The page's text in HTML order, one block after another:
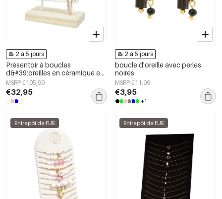
2 à 5 jours
Présentoir à boucles
d&#39;oreilles en céramique en
forme de cœur, collection
vacances/plage romantique,
bijoux pour femmes
MSRP €105,99
€32,95
2 à 5 jours
boucle d'oreille avec perles
noires
MSRP €11,99
€3,95
+1
Entrepôt de l'UE Entrepôt de l'UE